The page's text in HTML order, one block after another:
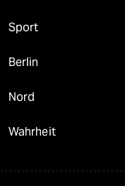
Sport
Berlin
Nord
Wahrheit